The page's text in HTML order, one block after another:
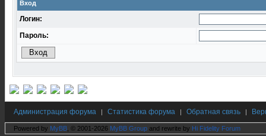
Вход
Логин:
Пароль:
Администрация форума | Статистика форума | Обратная связь |
Powered by MyBB , © 2001-2026 MyBB Group and rewrite by Hi Fidelity Forum